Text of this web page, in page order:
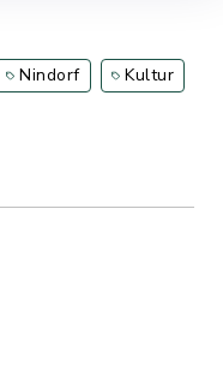
Nindorf Kultur